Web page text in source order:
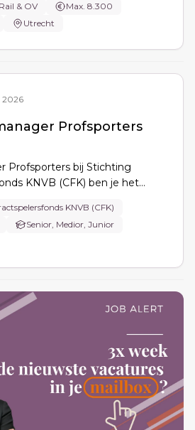
teams, voer je
uit en verbind je
& OV
Max. 8.300
Utrecht
2026
Profsporters
Profsporters bij Stichting
KNVB (CFK) ben je het
je deelnemers bij
communicatie,
zoals uitkeringen
KNVB (CFK)
Senior, Medior, Junior